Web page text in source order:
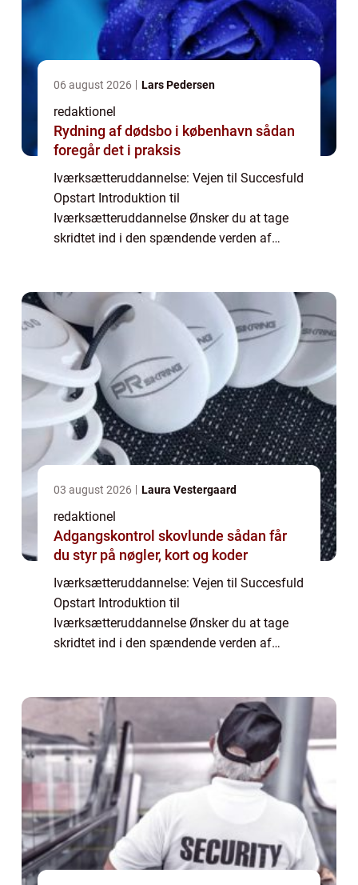
06 august 2026 Lars Pedersen
redaktionel
Rydning af dødsbo i københavn sådan
foregår det i praksis
Iværksætteruddannelse: Vejen til Succesfuld
Opstart Introduktion til
Iværksætteruddannelse Ønsker du at tage
skridtet ind i den spændende verden af
til virkeligh...
03 august 2026 Laura Vestergaard
redaktionel
Adgangskontrol skovlunde sådan får
du styr på nøgler, kort og koder
Iværksætteruddannelse: Vejen til Succesfuld
Opstart Introduktion til
Iværksætteruddannelse Ønsker du at tage
skridtet ind i den spændende verden af
til virkeligh...